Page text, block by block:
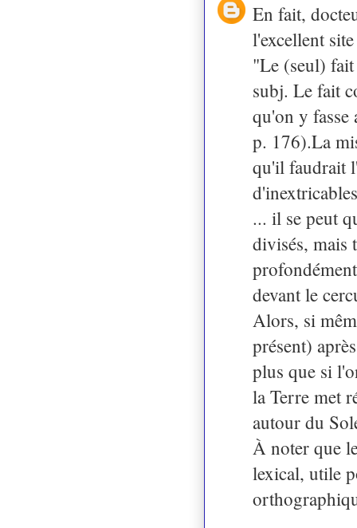
En fait,
l'excellent
"Le (seul)
subj. Le fait
qu'on y fasse
p. 176).La
qu'il faudrait
... il se peut
divisés, mais
devant le
Alors, si
présent)
plus que si
la Terre met
autour du
À noter que
lexical, utile